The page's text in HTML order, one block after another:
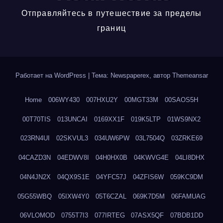
Отправляйтесь в путешествие за пределы
границ
Работает на WordPress Тема: Newspaperex, автор Themeansar
Home 006WY430 007HXU2Y 00MGT33M 00SAOS5H
00T70TIS 013UNCAI 0169XX1F 019K5LTP 01WS9NX2
023RN4UI 02SKVUL3 034UW6PW 03L7504Q 03ZRKE69
04CAZD3N 04EDWV8I 04H0HX0B 04KWVG4E 04LI8DHX
04N4JN2X 04QX9S1E 04YFC57J 04ZFIS6W 059KC9DM
05G55WBQ 05IXW4Y0 05T6CZAL 069K7D5M 06FAMUAG
06VLOMOD 0755T7I3 077IRTEG 07ASX5QF 07BDB1DD